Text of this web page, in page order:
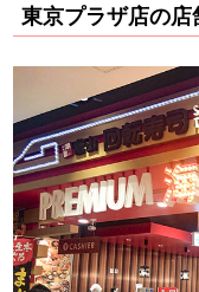
東京プラザ店の店